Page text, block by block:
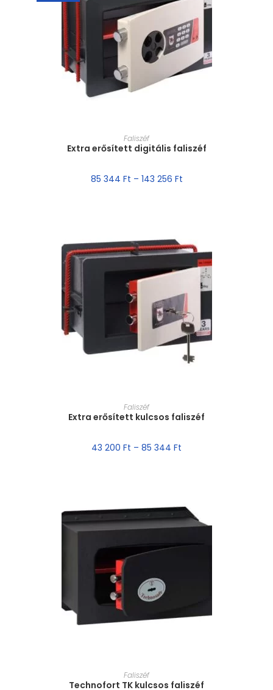
MÉRET VÁLASZTÁSA
Faliszéf
Extra erősített digitális faliszéf
85 344 Ft – 143 256 Ft
MÉRET VÁLASZTÁSA
Faliszéf
Extra erősített kulcsos faliszéf
43 200 Ft – 85 344 Ft
MÉRET VÁLASZTÁSA
Faliszéf
Technofort TK kulcsos faliszéf